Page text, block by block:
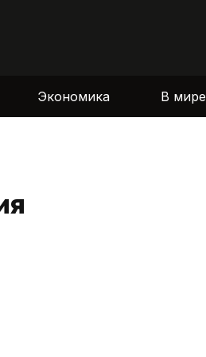
Экономика В мире